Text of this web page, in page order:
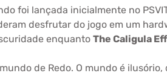
foi lançada inicialmente no
desfrutar do jogo em um
enquanto The Caligula
de Redo. O mundo é ilusório,